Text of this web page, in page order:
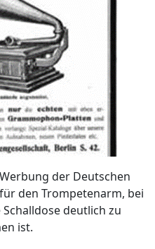
der Deutschen
den Trompetenarm, bei
deutlich zu
ist.